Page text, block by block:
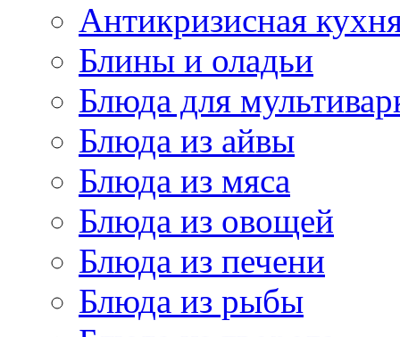
Антикризисная
Блины и оладьи
Блюда для
Блюда из айвы
Блюда из мяса
Блюда из овощей
Блюда из печени
Блюда из рыбы